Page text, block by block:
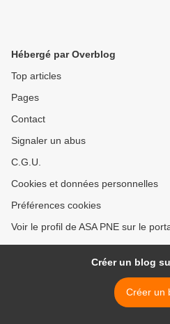
Hébergé par Overblog
Top articles
Pages
Contact
Signaler un abus
C.G.U.
Cookies et données personnelles
Préférences cookies
Voir le profil de ASA PNE sur le
Créer un blog
Créer un